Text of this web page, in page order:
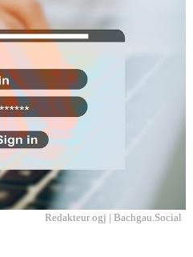
Redakteur ogj | Bachgau.Social